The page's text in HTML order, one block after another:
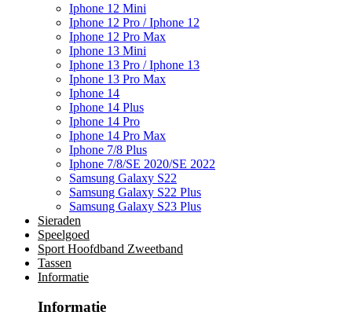
Iphone 12 Mini
Iphone 12 Pro / Iphone 12
Iphone 12 Pro Max
Iphone 13 Mini
Iphone 13 Pro / Iphone 13
Iphone 13 Pro Max
Iphone 14
Iphone 14 Plus
Iphone 14 Pro
Iphone 14 Pro Max
Iphone 7/8 Plus
Iphone 7/8/SE 2020/SE 2022
Samsung Galaxy S22
Samsung Galaxy S22 Plus
Samsung Galaxy S23 Plus
Sieraden
Speelgoed
Sport Hoofdband Zweetband
Tassen
Informatie
Informatie